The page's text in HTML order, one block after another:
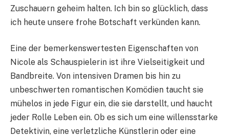
Zuschauern geheim halten. Ich bin so glücklich, dass
ich heute unsere frohe Botschaft verkünden kann.
Eine der bemerkenswertesten Eigenschaften von
Nicole als Schauspielerin ist ihre Vielseitigkeit und
Bandbreite. Von intensiven Dramen bis hin zu
unbeschwerten romantischen Komödien taucht sie
mühelos in jede Figur ein, die sie darstellt, und haucht
jeder Rolle Leben ein. Ob es sich um eine willensstarke
Detektivin, eine verletzliche Künstlerin oder eine